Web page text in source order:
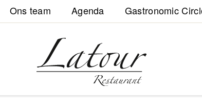
Ons team Agenda Gastronomic